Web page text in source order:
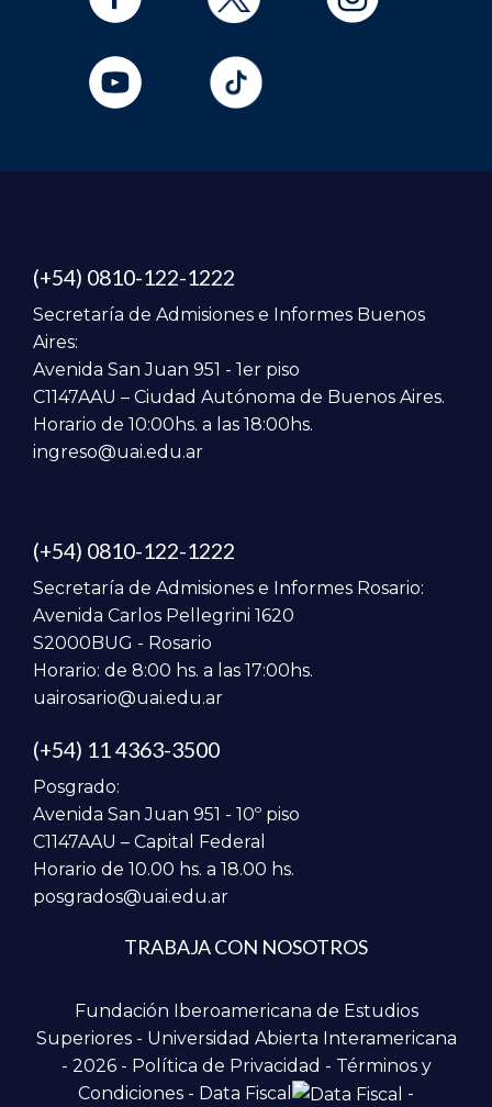
(+54) 0810-122-1222
Secretaría de Admisiones e Informes Buenos
Aires:
Avenida San Juan 951 - 1er piso
C1147AAU – Ciudad Autónoma de Buenos Aires.
Horario de 10:00hs. a las 18:00hs.
ingreso@uai.edu.ar
(+54) 0810-122-1222
Secretaría de Admisiones e Informes Rosario:
Avenida Carlos Pellegrini 1620
S2000BUG - Rosario
Horario: de 8:00 hs. a las 17:00hs.
uairosario@uai.edu.ar
(+54) 11 4363-3500
Posgrado:
Avenida San Juan 951 - 10º piso
C1147AAU – Capital Federal
Horario de 10.00 hs. a 18.00 hs.
posgrados@uai.edu.ar
TRABAJA CON NOSOTROS
Fundación Iberoamericana de Estudios
Superiores - Universidad Abierta Interamericana
- 2026 - Política de Privacidad - Términos y
Condiciones - Data Fiscal -